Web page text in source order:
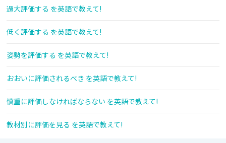
過大評価する を英語で教えて!
低く評価する を英語で教えて!
姿勢を評価する を英語で教えて!
おおいに評価されるべき を英語で教えて!
慎重に評価しなければならない を英語で教えて!
教材別に評価を見る を英語で教えて!